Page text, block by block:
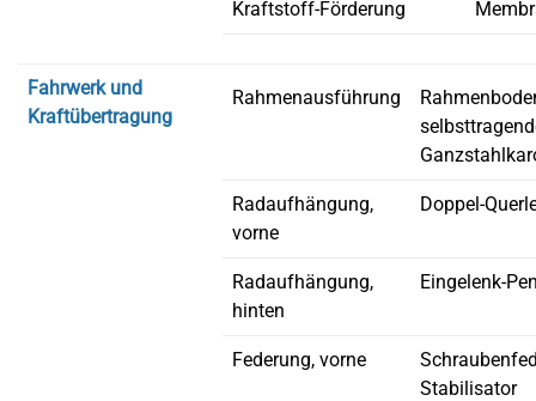
Kraftstoff-Förderung
Fahrwerk und
Kraftübertragung
Rahmenausführung
Radaufhängung,
vorne
Doppel-
Radaufhängung,
hinten
Eingelenk-
Federung, vorne
Stabilisator